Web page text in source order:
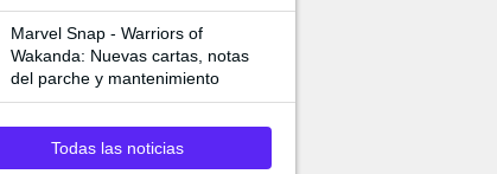
Marvel Snap - Warriors of
Wakanda: Nuevas cartas, notas
del parche y mantenimiento
Todas las noticias